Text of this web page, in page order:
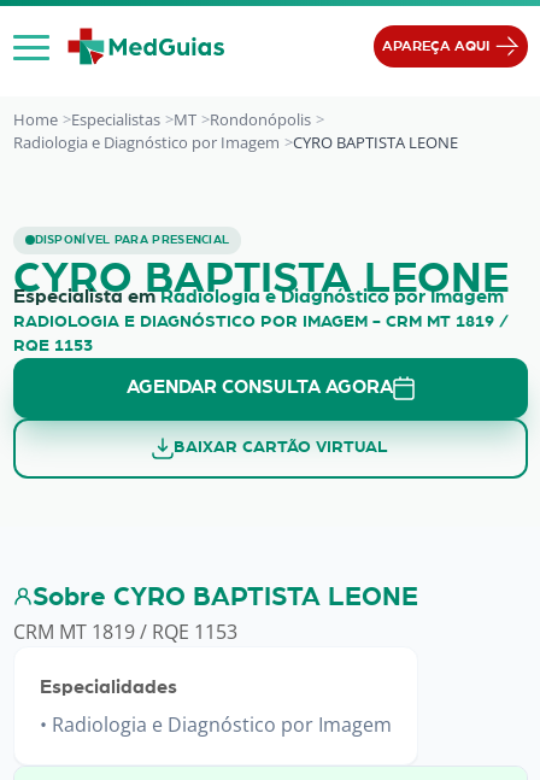
Ir para o conteúdo
APAREÇA AQUI
Home Especialistas MT
Rondonópolis
Radiologia e Diagnóstico por Imagem
CYRO BAPTISTA LEONE
DISPONÍVEL PARA PRESENCIAL
CYRO BAPTISTA LEONE
CYRO BAPTISTA LEONE
Especialista emRadiologia e Diagnóstico por Imagem
RADIOLOGIA E DIAGNÓSTICO POR IMAGEM - CRM MT 1819 /
RQE 1153
AGENDAR CONSULTA AGORA
BAIXAR CARTÃO VIRTUAL
Sobre CYRO BAPTISTA LEONE
CRM MT 1819 / RQE 1153
Especialidades
Radiologia e Diagnóstico por Imagem